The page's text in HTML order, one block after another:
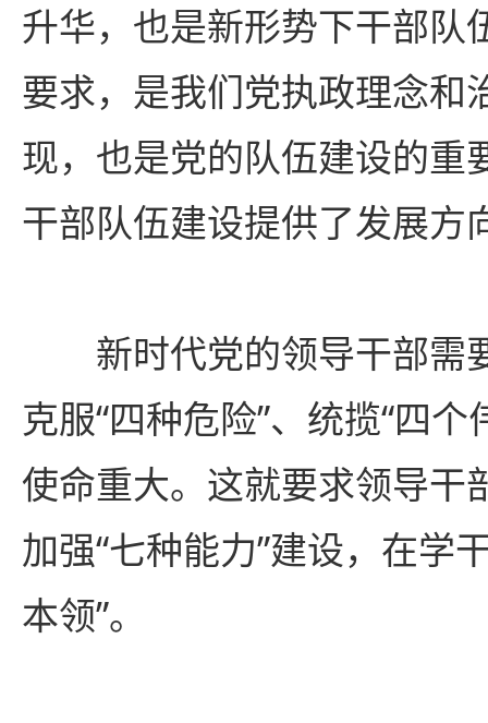
升华，也是新形势下干部队
要求，是我们党执政理念和
现，也是党的队伍建设的重
干部队伍建设提供了发展方
新时代党的领导干部需
克服“四种危险”、统揽“四
使命重大。这就要求领导干
加强“七种能力”建设，在学
本领”。